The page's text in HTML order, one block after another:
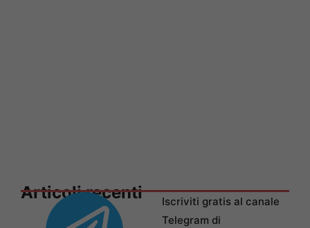
Articoli recenti
Iscriviti gratis al canale
Telegram di